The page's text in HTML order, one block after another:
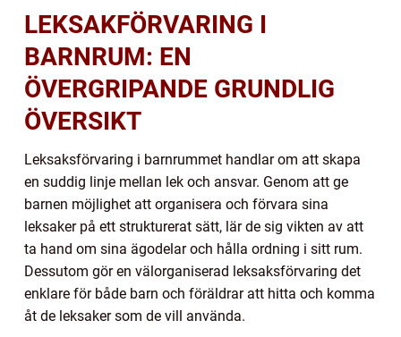
LEKSAKFÖRVARING I
BARNRUM: EN
ÖVERGRIPANDE GRUNDLIG
ÖVERSIKT
Leksaksförvaring i barnrummet handlar om att skapa
en suddig linje mellan lek och ansvar. Genom att ge
barnen möjlighet att organisera och förvara sina
leksaker på ett strukturerat sätt, lär de sig vikten av att
ta hand om sina ägodelar och hålla ordning i sitt rum.
Dessutom gör en välorganiserad leksaksförvaring det
enklare för både barn och föräldrar att hitta och komma
åt de leksaker som de vill använda.